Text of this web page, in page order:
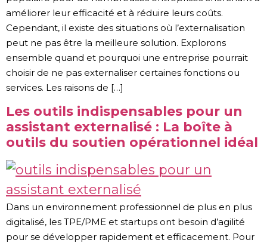
améliorer leur efficacité et à réduire leurs coûts.
Cependant, il existe des situations où l’externalisation
peut ne pas être la meilleure solution. Explorons
ensemble quand et pourquoi une entreprise pourrait
choisir de ne pas externaliser certaines fonctions ou
services. Les raisons de […]
Les outils indispensables pour un
assistant externalisé : La boîte à
outils du soutien opérationnel idéal
Dans un environnement professionnel de plus en plus
digitalisé, les TPE/PME et startups ont besoin d’agilité
pour se développer rapidement et efficacement. Pour